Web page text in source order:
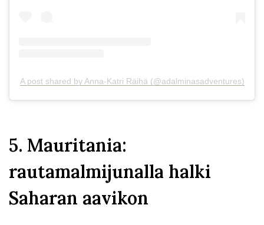
A post shared by Anna-Katri Räihä (@adalminasadventures)
5. Mauritania:
rautamalmijunalla halki
Saharan aavikon